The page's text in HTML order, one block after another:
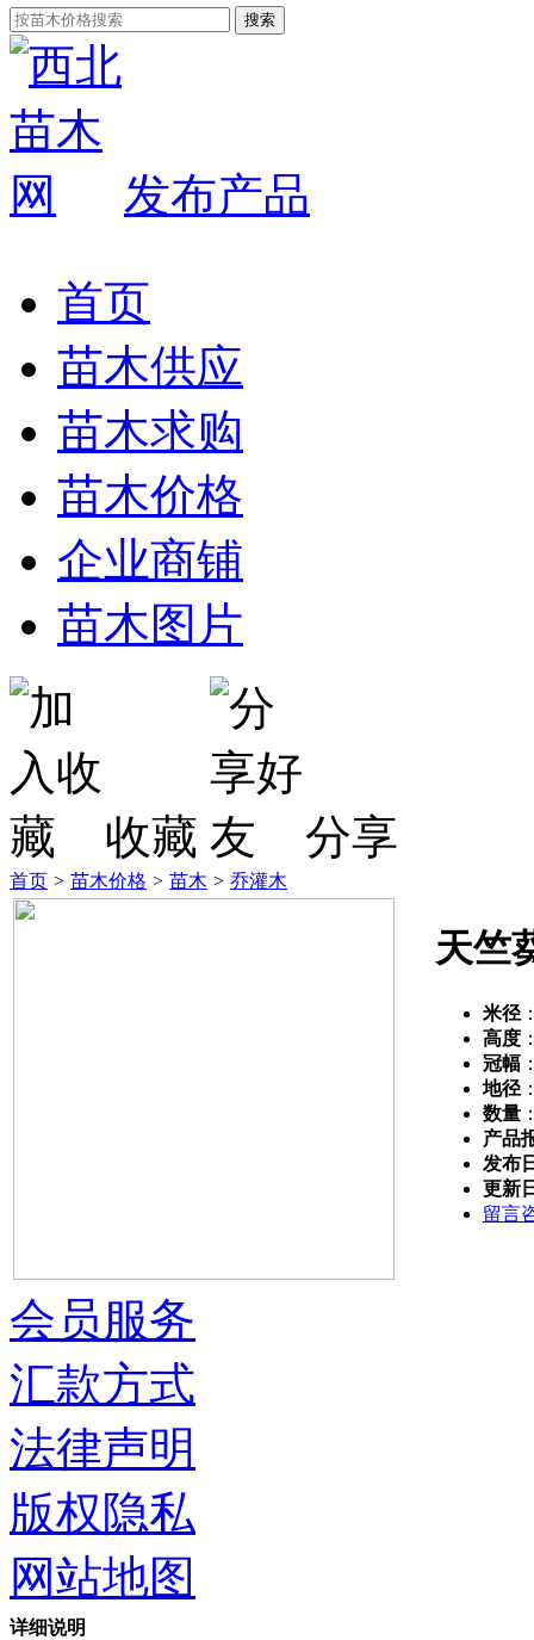
发布产品
首页
苗木供应
苗木求购
苗木价格
企业商铺
苗木图片
收藏 分享
首页 > 苗木价格 > 苗木 > 乔灌木
天竺
米径
高度
冠幅
地径
数量
产品
发布
更新
留言
详细说明
会员服务
汇款方式
法律声明
版权隐私
网站地图